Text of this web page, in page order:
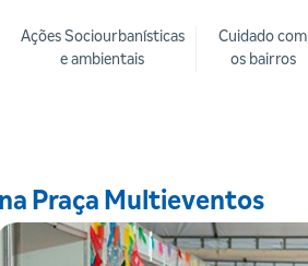
Ações Sociourbanísticas
e ambientais
Cuidado com
os bairros
Praça Multieventos